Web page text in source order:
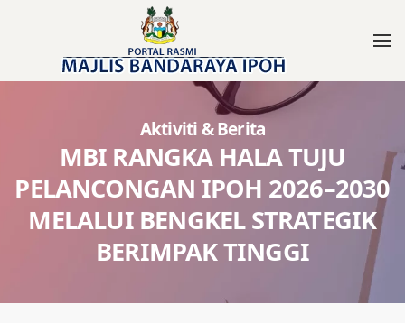
Aktiviti & Berita
MBI RANGKA HALA TUJU
PELANCONGAN IPOH 2026–2030
MELALUI BENGKEL STRATEGIK
BERIMPAK TINGGI